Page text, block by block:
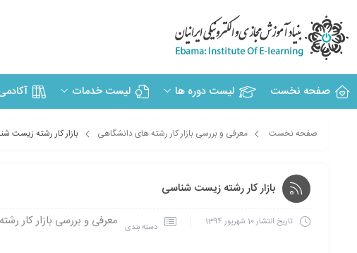
صفحه نخست لیست دوره ها لیست خدمات
صفحه نخست معرفی و بررسی بازار کار رشته های دانشگاهی بازار کار رشته زیست
بازار کار رشته زیست شناسی
تاریخ انتشار10 شهریور 1394 دسته بندی معرفی و بررسی بازار کار